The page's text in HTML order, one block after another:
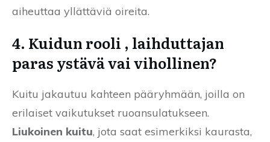
aiheuttaa yllättäviä oireita.
4. Kuidun rooli , laihduttajan
paras ystävä vai vihollinen?
Kuitu jakautuu kahteen pääryhmään, joilla on
erilaiset vaikutukset ruoansulatukseen.
Liukoinen kuitu, jota saat esimerkiksi kaurasta,